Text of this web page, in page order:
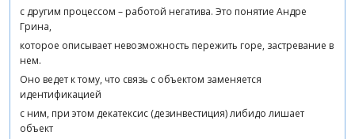
с другим процессом – работой негатива. Это понятие Андре
Грина,
которое описывает невозможность пережить горе, застревание в
нем.
Оно ведет к тому, что связь с объектом заменяется
идентификацией
с ним, при этом декатексис (дезинвестиция) либидо лишает
объект